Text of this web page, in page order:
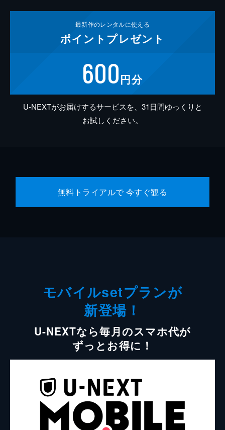
最新作のレンタルに使える
ポイント プレゼント
600円分
U-NEXTがお届けするサービスを、31日間ゆっくりと
お試しください。
無料トライアルで 今すぐ観る
モバイルsetプランが
新登場！
U-NEXTなら毎月のスマホ代が
ずっとお得に！